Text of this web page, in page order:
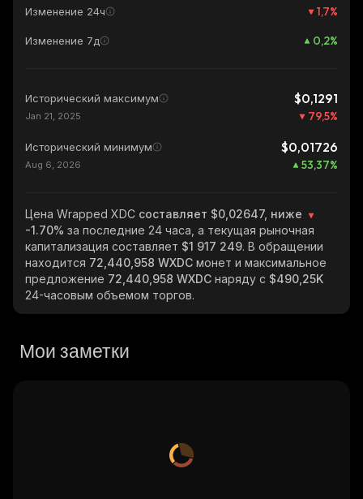
Изменение 24ч 1,7%
Изменение 7д 0,2%
Исторический максимум $0,1291
Jan 21, 2025 79,5%
Исторический минимум $0,01726
Aug 6, 2026 53,37%
Цена Wrapped XDC составляет $0,02647, ниже
-1.70% за последние 24 часа, а текущая рыночная
капитализация составляет $1 917 249. В обращении
находится 72,440,958 WXDC монет и максимальное
предложение 72,440,958 WXDC наряду с $490,25K
24-часовым объемом торгов.
Мои заметки